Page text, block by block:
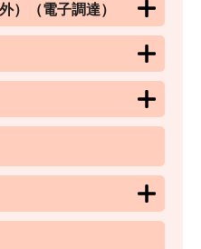
）（電子調達）